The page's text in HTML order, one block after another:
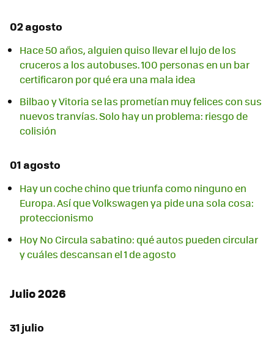
02 agosto
Hace 50 años, alguien quiso llevar el lujo de los
cruceros a los autobuses. 100 personas en un bar
certificaron por qué era una mala idea
Bilbao y Vitoria se las prometían muy felices con sus
nuevos tranvías. Solo hay un problema: riesgo de
colisión
01 agosto
Hay un coche chino que triunfa como ninguno en
Europa. Así que Volkswagen ya pide una sola cosa:
proteccionismo
Hoy No Circula sabatino: qué autos pueden circular
y cuáles descansan el 1 de agosto
Julio 2026
31 julio